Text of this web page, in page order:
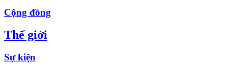
Cộng đồng
Thế giới
Sự kiện